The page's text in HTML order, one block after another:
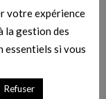
et guide
votre expérience
la gestion des
essentiels si vous
Refuser